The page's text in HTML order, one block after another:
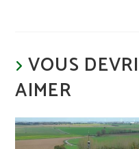
VOUS
AIMER